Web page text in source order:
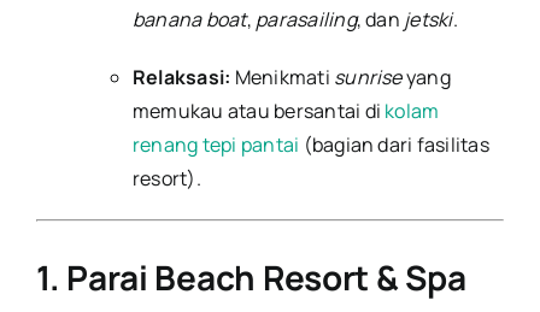
banana boat, parasailing, dan jetski.
Relaksasi: Menikmati sunriseyang
memukau atau bersantai di kolam
renang tepi pantai (bagian dari fasilitas
resort).
1. Parai Beach Resort & Spa